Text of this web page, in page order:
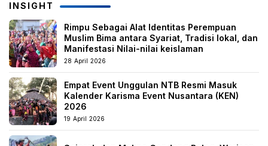
INSIGHT
Rimpu Sebagai Alat Identitas Perempuan
Muslim Bima antara Syariat, Tradisi lokal, dan
Manifestasi Nilai-nilai keislaman
28 April 2026
Empat Event Unggulan NTB Resmi Masuk
Kalender Karisma Event Nusantara (KEN)
2026
19 April 2026